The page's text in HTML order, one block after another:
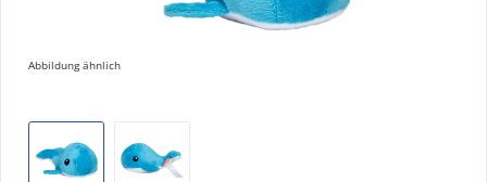
Abbildung ähnlich